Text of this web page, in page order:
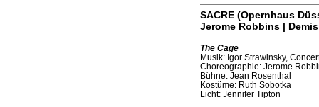
SACRE (Opernhaus
Jerome Robbins |
The Cage
Musik: Igor Strawinsky,
Choreographie: Jerome
Bühne: Jean Rosenthal
Kostüme: Ruth Sobotka
Licht: Jennifer Tipton